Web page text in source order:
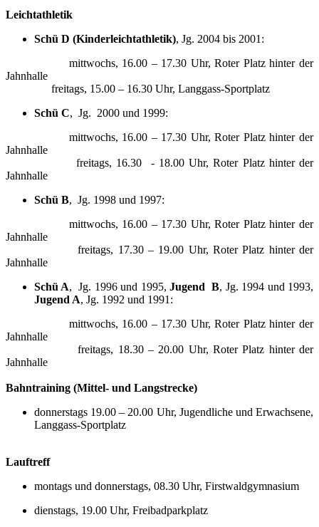
Leichtathletik
Schü D (Kinderleichtathletik), Jg. 2004 bis 2001:
mittwochs, 16.00 – 17.30 Uhr, Roter Platz hinter der
Jahnhalle
freitags, 15.00 – 16.30 Uhr, Langgass-Sportplatz
Schü C, Jg. 2000 und 1999:
mittwochs, 16.00 – 17.30 Uhr, Roter Platz hinter der
Jahnhalle
freitags, 16.30 - 18.00 Uhr, Roter Platz hinter der
Jahnhalle
Schü B, Jg. 1998 und 1997:
mittwochs, 16.00 – 17.30 Uhr, Roter Platz hinter der
Jahnhalle
freitags, 17.30 – 19.00 Uhr, Roter Platz hinter der
Jahnhalle
Schü A, Jg. 1996 und 1995,Jugend B, Jg. 1994 und 1993,
Jugend A, Jg. 1992 und 1991:
mittwochs, 16.00 – 17.30 Uhr, Roter Platz hinter der
Jahnhalle
freitags, 18.30 – 20.00 Uhr, Roter Platz hinter der
Jahnhalle
Bahntraining (Mittel- und Langstrecke)
donnerstags 19.00 – 20.00 Uhr, Jugendliche und Erwachsene,
Langgass-Sportplatz
Lauftreff
montags und donnerstags, 08.30 Uhr, Firstwaldgymnasium
dienstags, 19.00 Uhr, Freibadparkplatz